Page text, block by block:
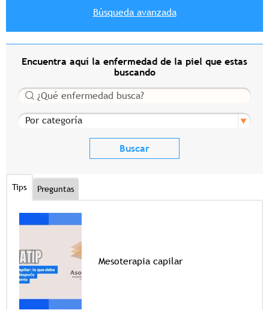
Búsqueda avanzada
Encuentra aquí la enfermedad de la piel que estas
buscando
Buscar
Por categoría
Tips Preguntas
Mesoterapia capilar